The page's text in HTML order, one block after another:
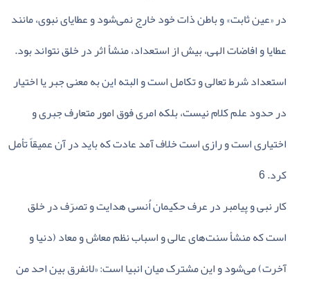
در «عین‌ ثابت‌» و باطن‌ ذات‌ خود خارج‌ نمی‌شود و عطایای‌ نبوی‌، مانند
عطایا و افاضات‌ الهی‌، بیش‌ از استعداد، منشأ اثر در خلق‌ نتواند بود.
استعداد شرط‌ تعالی‌ و تکامل‌ است‌ و البته‌ این‌ به‌ معنی‌ جبر یا اختیار
در حدود علم‌ کلام‌ نیست‌، بلکه‌ امری‌ فوق‌ امور متعارف‌ جبری‌ و
اختیاری‌ است‌ و رازی‌ است‌ خلاف‌ آمد عادت‌ که‌ باید در آن‌ عمیقاً تأمل‌
کرد. 6
کار نبی‌ و پیامبر در عرف‌ حکیمان‌ اُنسی‌ هدایت‌ و تصرّف‌ در خلق‌
است‌ که‌ منشأ سنت‌های‌ عالی‌ و اسباب‌ نظم‌ معاش‌ و معاد (دنیا و
آخرت‌) می‌شود و این‌ مشترک‌ میان‌ انبیا است‌: «لانفرق‌ بین‌ احد من‌